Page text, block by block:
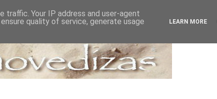
Your IP address and user-agent
quality of service, generate usage
LEARN MORE